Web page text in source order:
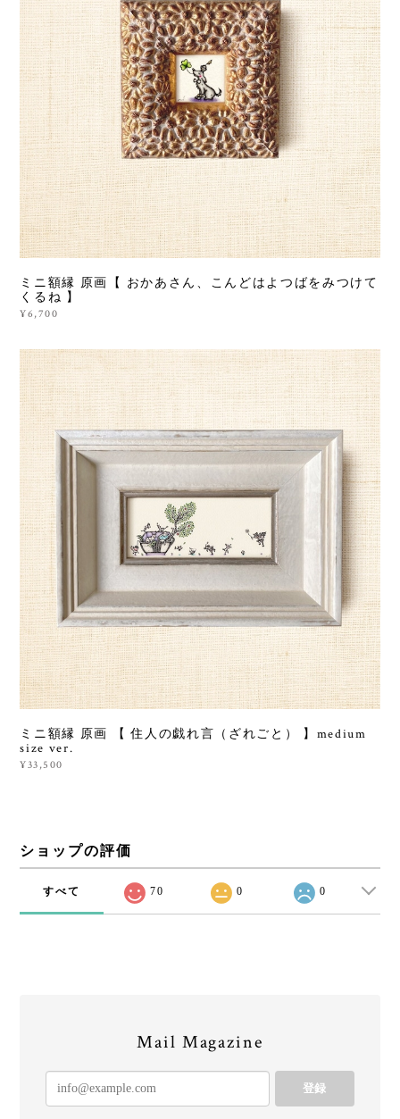
ミニ額縁 原画【 おかあさん、こんどはよつばをみつけて
くるね 】
¥6,700
ミニ額縁 原画 【 住人の戯れ言（ざれごと） 】medium
size ver.
¥33,500
ショップの評価
すべて 70 0 0
Mail Magazine
登録